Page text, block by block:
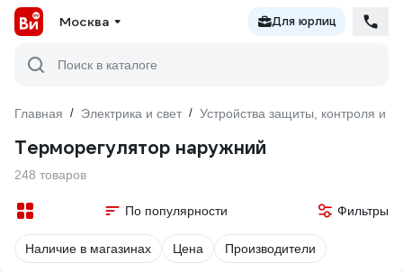
Москва Для юрлиц
Поиск в каталоге
Главная / Электрика и свет / Устройства защиты, контроля и
Терморегулятор наружний
248 товаров
По популярности Фильтры
Наличие в магазинах Цена Производители